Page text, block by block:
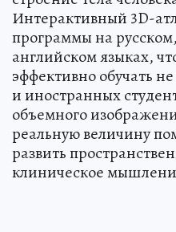
Интерактивный 3D-
программы на
английском языках,
эффективно обучать
и иностранных
объемного
реальную величину
развить
клиническое